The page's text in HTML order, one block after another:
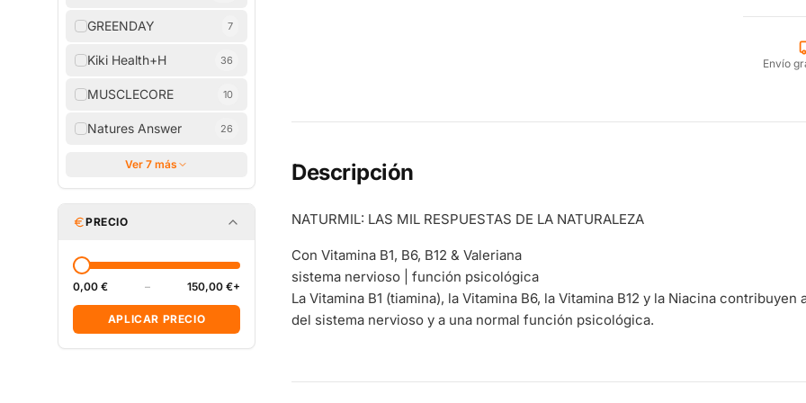
GREENDAY 7
Kiki Health+H 36
MUSCLECORE 10
Natures Answer 26
Ver 7 más
PRECIO
0,00 € – 150,00 €+
APLICAR PRECIO
Envío
Descripción
NATURMIL: LAS MIL RESPUESTAS DE LA NATURALEZA
Con Vitamina B1, B6, B12 & Valeriana
sistema nervioso | función psicológica
La Vitamina B1 (tiamina), la Vitamina B6, la Vitamina B12 y la Niacina
del sistema nervioso y a una normal función psicológica.